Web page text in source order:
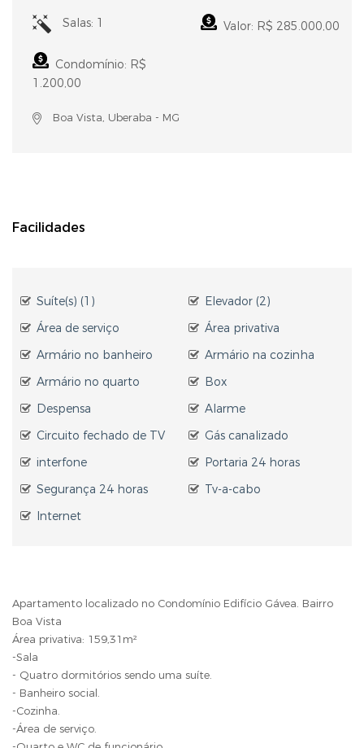
Salas: 1 Valor: R$ 285.000,00
Condomínio: R$
1.200,00
Boa Vista, Uberaba - MG
Facilidades
Suíte(s) (1)
Elevador (2)
Área de serviço
Área privativa
Armário no banheiro
Armário na cozinha
Armário no quarto
Box
Despensa
Alarme
Circuito fechado de TV
Gás canalizado
interfone
Portaria 24 horas
Segurança 24 horas
Tv-a-cabo
Internet
Apartamento localizado no Condomínio Edifício Gávea. Bairro
Boa Vista
Área privativa: 159,31m²
-Sala
- Quatro dormitórios sendo uma suíte.
- Banheiro social.
-Cozinha.
-Área de serviço.